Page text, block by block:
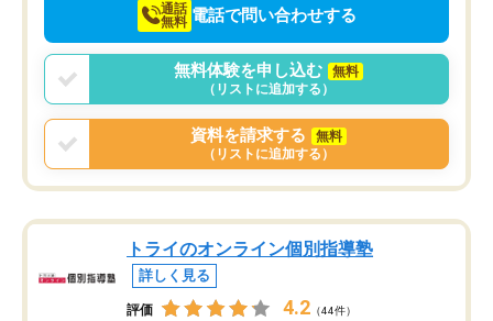
通話
無料 電話で問い合わせする
無料体験を申し込む
無料
（リストに追加する）
資料を請求する
無料
（リストに追加する）
トライのオンライン個別指導塾
詳しく見る
評価 4.2 （44件）